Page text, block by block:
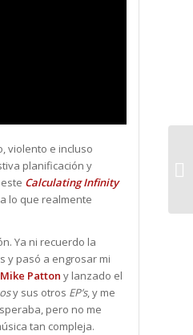
violento e incluso
planificación y
Calculating Infinity
lo que realmente
Ya ni recuerdo la
y pasó a engrosar mi
Mike Patton y lanzado el
y sus otros EP’s, y me
pero no me
tan compleja.